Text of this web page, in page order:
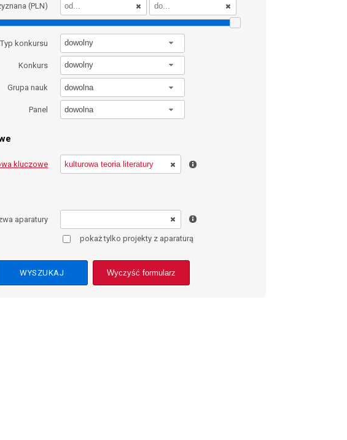
(PLN)
Typ konkursu dowolny
Konkurs dowolny
Grupa nauk dowolna
Panel dowolna
kluczowe
aparatury
pokaż tylko projekty z aparaturą
Wyczyść formularz